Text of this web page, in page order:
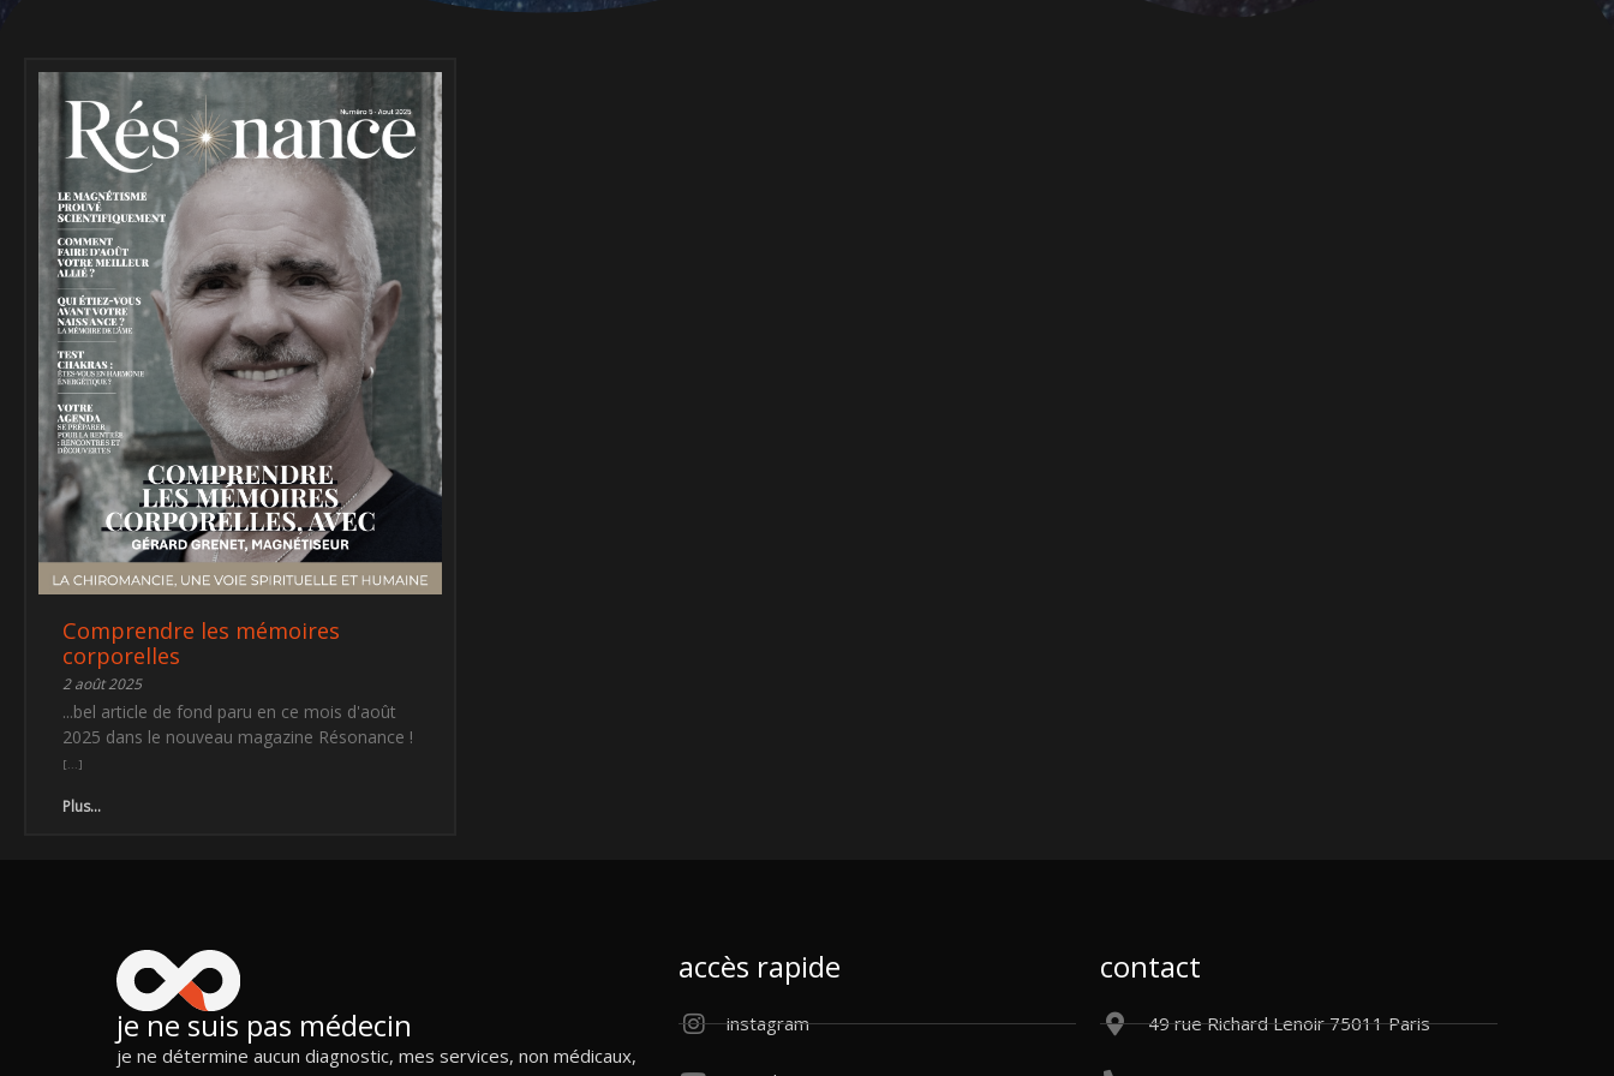
Comprendre les mémoires
corporelles
2 août 2025
...bel article de fond paru en ce mois d'août
2025 dans le nouveau magazine Résonance !
Plus...
je ne suis pas médecin
je ne détermine aucun diagnostic, mes services, non médicaux,
accès rapide
instagram
contact
49 rue Richard Lenoir 75011 Paris